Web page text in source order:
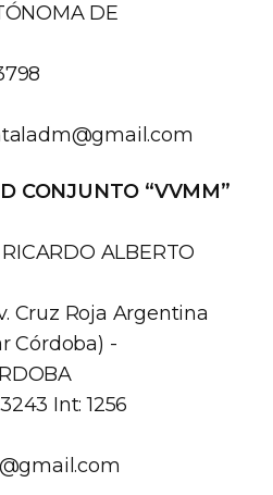
DE
CONJUNTO “VVMM”
ALBERTO
Cruz Roja Argentina
Córdoba) -
Int: 1256